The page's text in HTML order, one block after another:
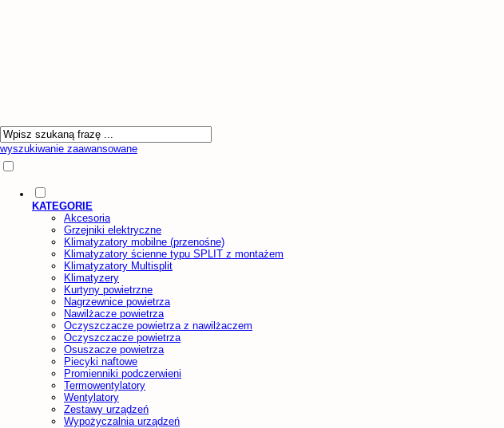
wyszukiwanie zaawansowane
KATEGORIE
Akcesoria
Grzejniki elektryczne
Klimatyzatory mobilne (przenośne)
Klimatyzatory ścienne typu SPLIT z montażem
Klimatyzatory Multisplit
Klimatyzery
Kurtyny powietrzne
Nagrzewnice powietrza
Nawilżacze powietrza
Oczyszczacze powietrza z nawilżaczem
Oczyszczacze powietrza
Osuszacze powietrza
Piecyki naftowe
Promienniki podczerwieni
Termowentylatory
Wentylatory
Zestawy urządzeń
Wypożyczalnia urządzeń